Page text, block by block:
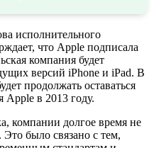
исполнительного
что Apple подписала
компания будет
версий iPhone и iPad. В
продолжать оставаться
в 2013 году.
компании долгое время не
Это было связано с тем,